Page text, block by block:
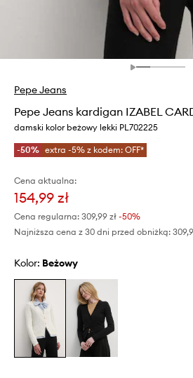
Pepe Jeans
Pepe Jeans kardigan IZABEL
damski kolor beżowy lekki PL702225
-50% extra -5% z kodem: OFF*
Cena aktualna:
154,99 zł
Cena regularna: 309,99 zł -50%
Najniższa cena z 30 dni przed obniżką:
Kolor: beżowy